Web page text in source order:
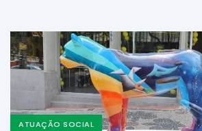
ATUAÇÃO SOCIAL